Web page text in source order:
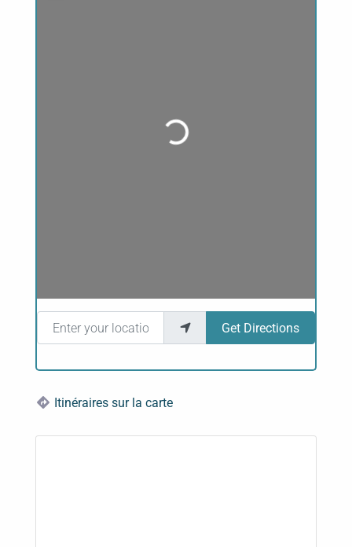
Loading...
Enter your location
Get Directions
Itinéraires sur la carte